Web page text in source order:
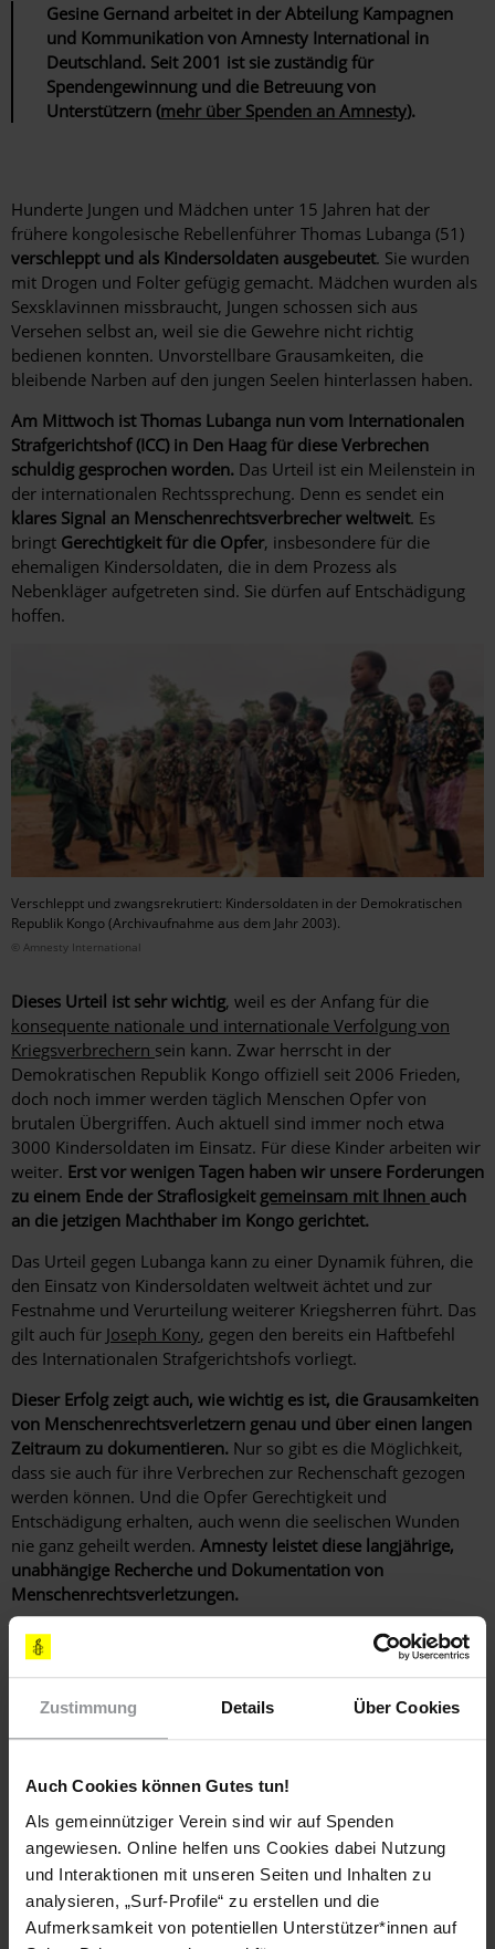
Zustimmung Details Über Cookies
Auch Cookies können Gutes tun!
Als gemeinnütziger Verein sind wir auf Spenden
angewiesen. Online helfen uns Cookies dabei Nutzung
und Interaktionen mit unseren Seiten und Inhalten zu
analysieren, „Surf-Profile“ zu erstellen und die
Aufmerksamkeit von potentiellen Unterstützer*innen auf
Gesine Gernand arbeitet in der Abteilung Kampagnen
und Kommunikation von Amnesty International in
Deutschland. Seit 2001 ist sie zuständig für
Spendengewinnung und die Betreuung von
Unterstützern (mehr über Spenden an Amnesty).
Hunderte Jungen und Mädchen unter 15 Jahren hat der
frühere kongolesische Rebellenführer Thomas Lubanga (51)
verschleppt und als Kindersoldaten ausgebeutet. Sie wurden
mit Drogen und Folter gefügig gemacht. Mädchen wurden als
Sexsklavinnen missbraucht, Jungen schossen sich aus
Versehen selbst an, weil sie die Gewehre nicht richtig
bedienen konnten. Unvorstellbare Grausamkeiten, die
bleibende Narben auf den jungen Seelen hinterlassen haben.
Am Mittwoch ist Thomas Lubanga nun vom Internationalen
Strafgerichtshof (ICC) in Den Haag für diese Verbrechen
schuldig gesprochen worden. Das Urteil ist ein Meilenstein in
der internationalen Rechtssprechung. Denn es sendet ein
klares Signal an Menschenrechtsverbrecher weltweit. Es
bringt Gerechtigkeit für die Opfer, insbesondere für die
ehemaligen Kindersoldaten, die in dem Prozess als
Nebenkläger aufgetreten sind. Sie dürfen auf Entschädigung
hoffen.
Verschleppt und zwangsrekrutiert: Kindersoldaten in der Demokratischen
Republik Kongo (Archivaufnahme aus dem Jahr 2003).
© Amnesty International
Dieses Urteil ist sehr wichtig, weil es der Anfang für die
konsequente nationale und internationale Verfolgung von
Kriegsverbrechern sein kann. Zwar herrscht in der
Demokratischen Republik Kongo offiziell seit 2006 Frieden,
doch noch immer werden täglich Menschen Opfer von
brutalen Übergriffen. Auch aktuell sind immer noch etwa
3000 Kindersoldaten im Einsatz. Für diese Kinder arbeiten wir
weiter. Erst vor wenigen Tagen haben wir unsere Forderungen
zu einem Ende der Straflosigkeit gemeinsam mit Ihnen auch
an die jetzigen Machthaber im Kongo gerichtet.
Das Urteil gegen Lubanga kann zu einer Dynamik führen, die
den Einsatz von Kindersoldaten weltweit ächtet und zur
Festnahme und Verurteilung weiterer Kriegsherren führt. Das
gilt auch für Joseph Kony, gegen den bereits ein Haftbefehl
des Internationalen Strafgerichtshofs vorliegt.
Dieser Erfolg zeigt auch, wie wichtig es ist, die Grausamkeiten
von Menschenrechtsverletzern genau und über einen langen
Zeitraum zu dokumentieren. Nur so gibt es die Möglichkeit,
dass sie auch für ihre Verbrechen zur Rechenschaft gezogen
werden können. Und die Opfer Gerechtigkeit und
Entschädigung erhalten, auch wenn die seelischen Wunden
nie ganz geheilt werden. Amnesty leistet diese langjährige,
unabhängige Recherche und Dokumentation von
Menschenrechtsverletzungen.
Ihre Spende unterstützt uns dabei. Denn aus Gründen
der Unabhängigkeit nimmt Amnesty keine staatlichen
Mittel an. Nur so istunabhängige Rechercheerst möglich!